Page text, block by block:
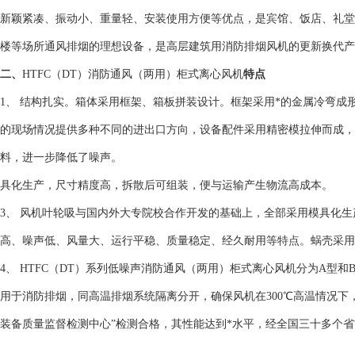
新颖紧凑、振动小、重量轻、安装使用方便等优点，是宾馆、饭店、礼
楼等场所通风排烟的理想设备，是高层建筑用消防排烟风机的更新换代
二、 HTFC（DT）消防通风（两用）柜式离心风机特点
1、 结构扎实。箱体采用框架、箱板拼装设计。框架采用*的金属冷弯成
的现场情况提供多种不同的进出口方向，设备配件采用精密模拉伸而成
料，进一步降低了噪声。
具化生产，尺寸精度高，拆散后可组装，便与运输产生物流高成本。
3、 风机叶轮吸与国内外大专院校合作开发的基础上，全部采用模具化
高、噪声低、风量大、运行平稳、质量稳定、经久耐用等特点。蜗壳采
4、 HTFC（DT）系列低噪声消防通风（两用）柜式离心风机分为A型
用于消防排烟，同高温排烟系统隔离分开，确保风机在300℃高温情况下
装备质量监督检测中心”检测合格，其性能达到*水平，经全国三十多个